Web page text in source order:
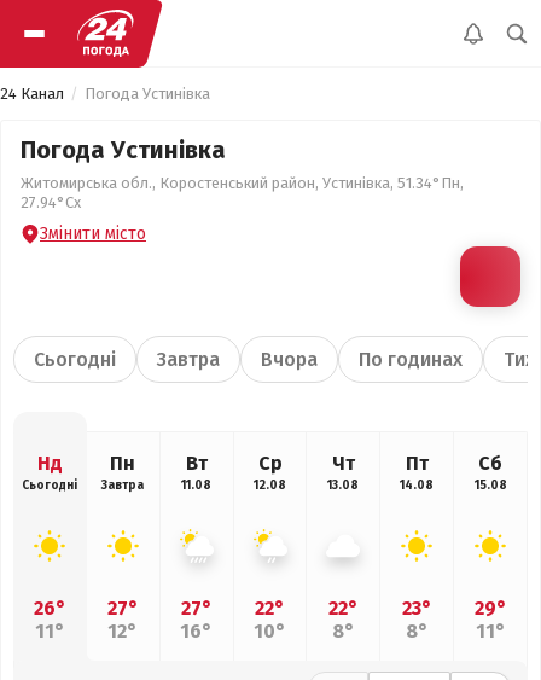
24 Канал Погода Устинівка
Погода Устинівка
Житомирська обл., Коростенський район, Устинівка, 51.34°Пн,
27.94°Сх
Змінити місто
Сьогодні Завтра Вчора По годинах
Нд
Сьогодні
26°
11°
Пн
Завтра
27°
12°
Вт
11.08
27°
16°
Ср
12.08
22°
10°
Чт
13.08
22°
8°
Пт
14.08
23°
8°
Сб
15.08
29°
11°